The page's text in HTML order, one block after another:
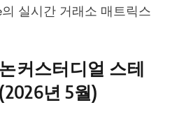
의 실시간 거래소 매트릭스
커스터디얼 스테
년 5월)